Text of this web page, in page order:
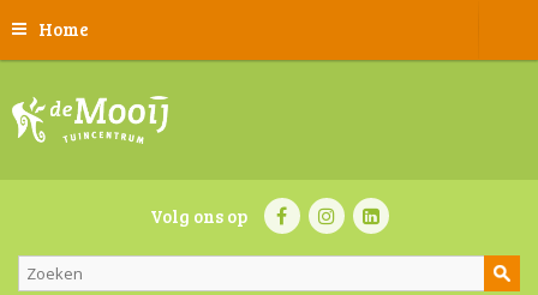
Home
Volg ons op